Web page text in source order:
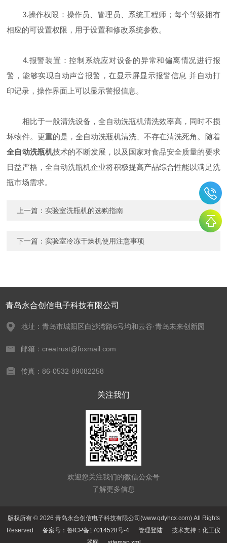
3.操作权限：操作员、管理员、系统工程师；每个等级拥有
相应的可设置权限，用于设置和修改系统参数。
4.报警装置：控制系统应对设备的异常和偏离情况进行报
警，能够实现自动声音报警，在显示屏显示报警信息 并自动打
印记录，操作界面上可以显示警报信息。
相比于一般清洗设备，全自动洗瓶机清洗效率高，同时不损
坏物件。更重的是，全自动洗瓶机清洗、不存在清洗死角。随着
全自动洗瓶机技术的不断发展，以及国家对食品安全质量的要求
日益严格，全自动洗瓶机企业将积极提高产品综合性能以满足洗
瓶市场需求。
上一篇： 实验室洗瓶机的选购指南
下一篇： 实验室冷冻干燥机使用注意事项
青岛永合创信电子科技有限公司
地址：青岛市城阳区白沙湾路6号均和云谷·青岛未来创新园
邮箱：creatrust@foxmail.com
传真：86-0532-89082258
关注我们
欢迎您关注我们的微信公众号
了解更多信息
版权所有 © 2026 青岛永合创信电子科技有限公司(www.qdyhcx.com) All Rights
Reserved 备案号：鲁ICP备17014528号-4 管理登陆 技术支持： 化工仪